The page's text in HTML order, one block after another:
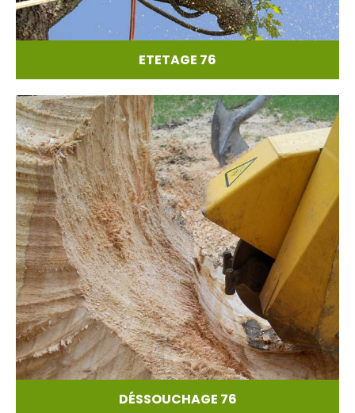
ETETAGE 76
DÉSSOUCHAGE 76